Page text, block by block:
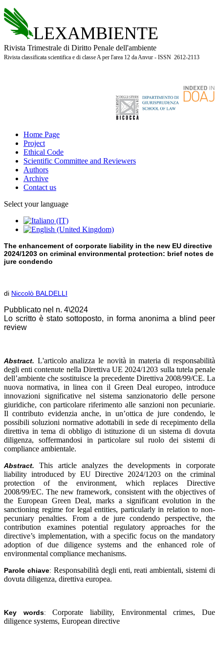
LEXAMBIENTE
Rivista Trimestrale di Diritto Penale dell'ambiente
Rivista classificata scientifica e di classe A per l'area 12 da Anvur - ISSN 2612-2113
Home Page
Project
Ethical Code
Scientific Committee and Reviewers
Authors
Archive
Contact us
Select your language
The enhancement of corporate liability in the new EU directive
2024/1203 on criminal environmental protection: brief notes de
jure condendo
di Niccolò BALDELLI
Pubblicato nel n. 4\2024
Lo scritto è stato sottoposto, in forma anonima a blind peer
review
Abstract. L'articolo analizza le novità in materia di responsabilità
degli enti contenute nella Direttiva UE 2024/1203 sulla tutela penale
dell’ambiente che sostituisce la precedente Direttiva 2008/99/CE. La
nuova normativa, in linea con il Green Deal europeo, introduce
innovazioni significative nel sistema sanzionatorio delle persone
giuridiche, con particolare riferimento alle sanzioni non pecuniarie.
Il contributo evidenzia anche, in un’ottica de jure condendo, le
possibili soluzioni normative adottabili in sede di recepimento della
direttiva in tema di obbligo di istituzione di un sistema di dovuta
diligenza, soffermandosi in particolare sul ruolo dei sistemi di
compliance ambientale.
Abstract.This article analyzes the developments in corporate
liability introduced by EU Directive 2024/1203 on the criminal
protection of the environment, which replaces Directive
2008/99/EC. The new framework, consistent with the objectives of
the European Green Deal, marks a significant evolution in the
sanctioning regime for legal entities, particularly in relation to non-
pecuniary penalties. From a de jure condendo perspective, the
contribution examines potential regulatory approaches for the
directive’s implementation, with a specific focus on the mandatory
adoption of due diligence systems and the enhanced role of
environmental compliance mechanisms.
Parole chiave: Responsabilità degli enti, reati ambientali, sistemi di
dovuta diligenza, direttiva europea.
Key words:Corporate liability, Environmental crimes, Due
diligence systems, European directive